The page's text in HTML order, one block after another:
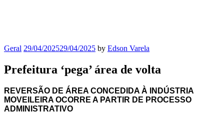
Geral 29/04/202529/04/2025 by Edson Varela
Prefeitura ‘pega’ área de volta
REVERSÃO DE ÁREA CONCEDIDA À INDÚSTRIA
MOVEILEIRA OCORRE A PARTIR DE PROCESSO
ADMINISTRATIVO